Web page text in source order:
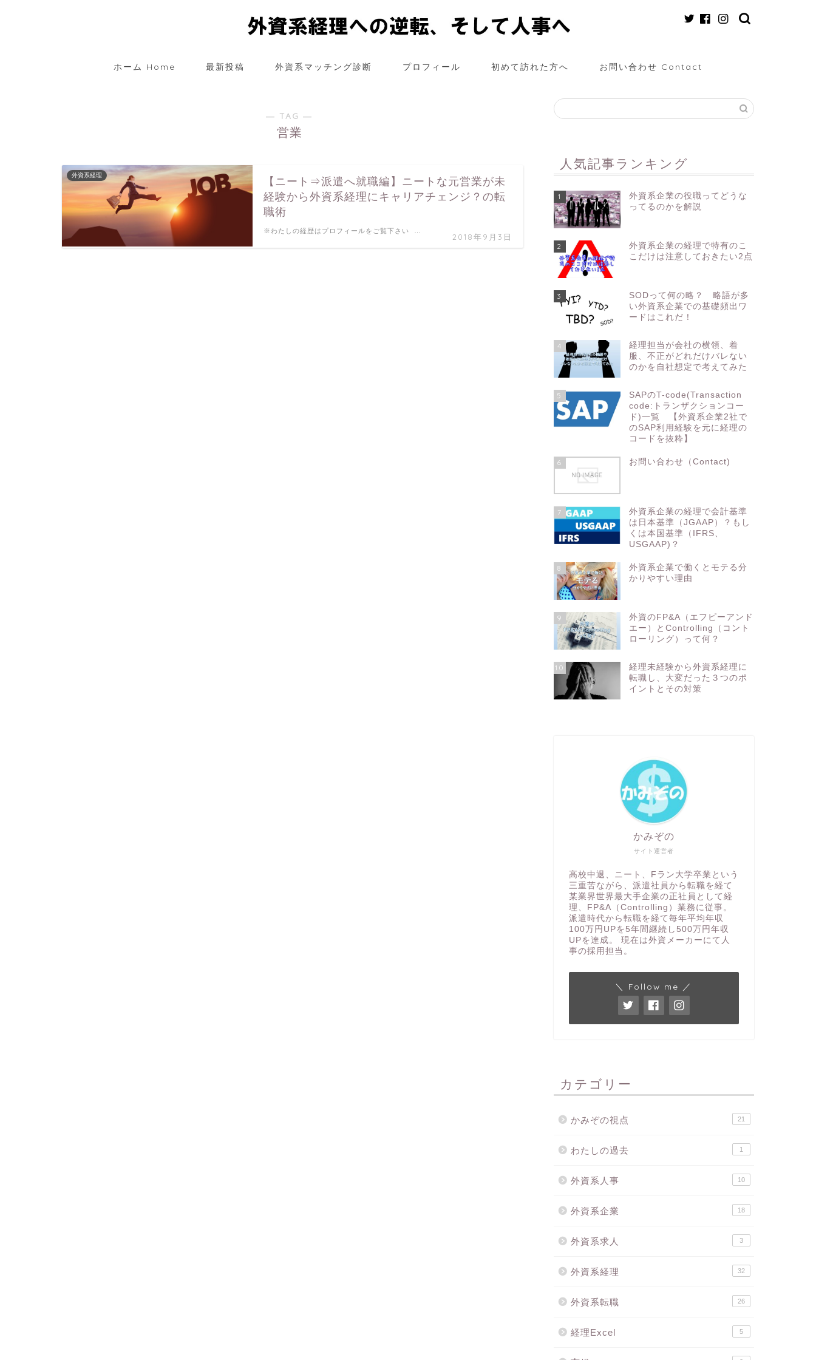
ホーム Home 最新投稿 外資系マッチング診断 プロフィール 初めて訪れた方へ お問い合わせ Contact
― TAG ―
営業
外資系経理
【ニート⇒派遣へ就職編】ニートな元営業が未
経験から外資系経理にキャリアチェンジ？の転
職術
2018年9月3日
※わたしの経歴はプロフィールをご覧下さい …
人気記事ランキング
1
外資系企業の役職ってどうな
ってるのかを解説
2
外資系企業の経理で特有のこ
こだけは注意しておきたい2点
3
SODって何の略？ 略語が多
い外資系企業での基礎頻出ワ
ードはこれだ！
4
経理担当が会社の横領、着
服、不正がどれだけバレない
のかを自社想定で考えてみた
5
SAPのT-code(Transaction
code:トランザクションコー
ド)一覧 【外資系企業2社で
のSAP利用経験を元に経理の
コードを抜粋】
6 お問い合わせ（Contact)
7
外資系企業の経理で会計基準
は日本基準（JGAAP）？もし
くは本国基準（IFRS、
USGAAP)？
8
外資系企業で働くとモテる分
かりやすい理由
9
外資のFP&A（エフピーアンド
エー）とControlling（コント
ローリング）って何？
10
経理未経験から外資系経理に
転職し、大変だった３つのポ
イントとその対策
サイト運営者
かみぞの
高校中退、ニート、Fラン大学卒業という
三重苦ながら、派遣社員から転職を経て
某業界世界最大手企業の正社員として経
理、FP&A（Controlling）業務に従事。
派遣時代から転職を経て毎年平均年収
100万円UPを5年間継続し500万円年収
UPを達成。 現在は外資メーカーにて人
事の採用担当。
＼ Follow me ／
カテゴリー
かみぞの視点 21
わたしの過去 1
外資系人事 10
外資系企業 18
外資系求人 3
外資系経理 32
外資系転職 26
経理Excel 5